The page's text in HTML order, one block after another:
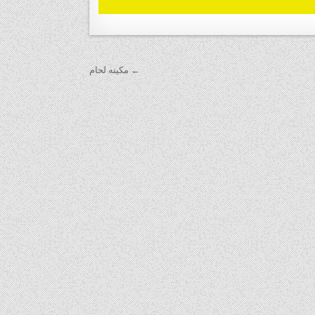
← مكينه لحام